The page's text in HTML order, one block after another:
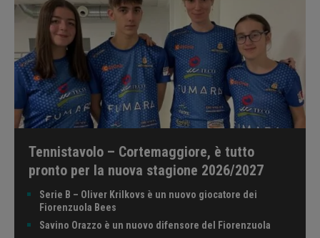
Tennistavolo – Cortemaggiore, è tutto
pronto per la nuova stagione 2026/2027
Serie B – Oliver Krilkovs è un nuovo giocatore dei
Fiorenzuola Bees
Savino Orazzo è un nuovo difensore del Fiorenzuola